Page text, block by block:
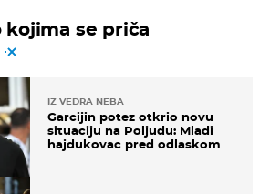
kojima se priča
IZ VEDRA NEBA
Garcijin potez otkrio novu
situaciju na Poljudu: Mladi
hajdukovac pred odlaskom